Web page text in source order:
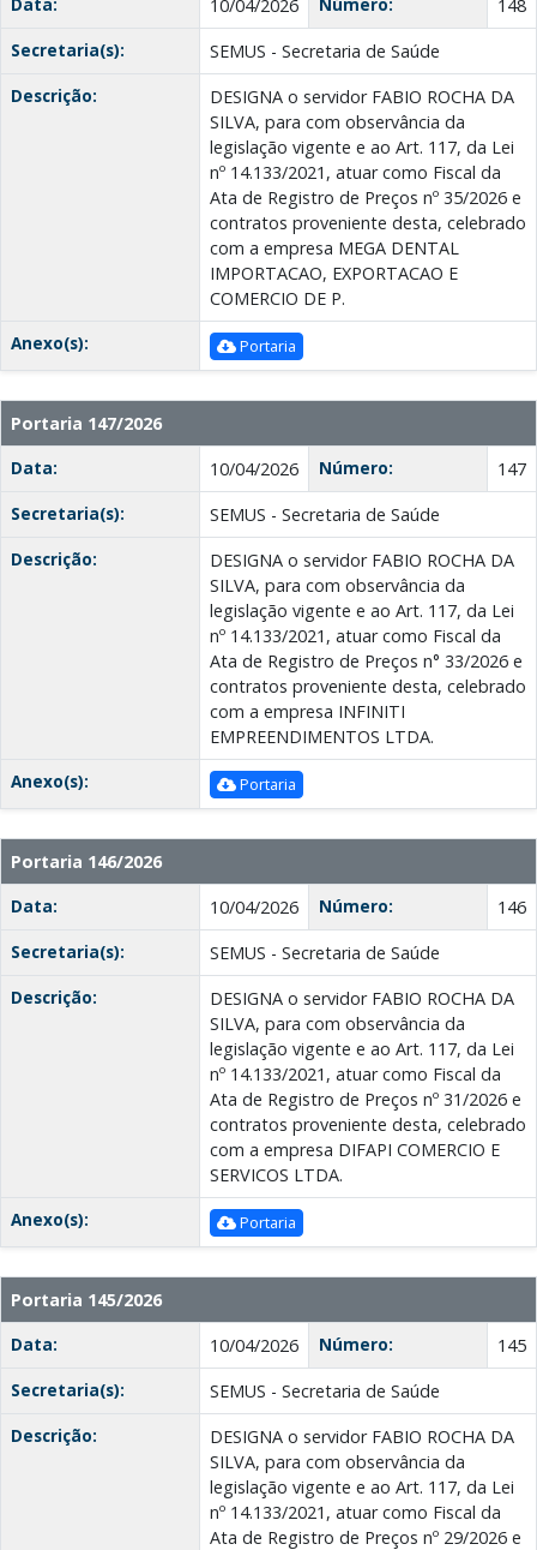
10/04/2026
148
Secretaria(s):
SEMUS - Secretaria de Saúde
Descrição:
DESIGNA o servidor FABIO ROCHA DA
SILVA, para com observância da
legislação vigente e ao Art. 117, da Lei
nº 14.133/2021, atuar como Fiscal da
Ata de Registro de Preços nº 35/2026 e
contratos proveniente desta, celebrado
com a empresa MEGA DENTAL
IMPORTAСАО, EXPORTACAO E
COMERCIO DE Р.
Anexo(s):
Portaria
Portaria 147/2026
Data:
10/04/2026 Número:
147
Secretaria(s):
SEMUS - Secretaria de Saúde
Descrição:
DESIGNA o servidor FABIO ROCHA DA
SILVA, para com observância da
legislação vigente e ao Art. 117, da Lei
nº 14.133/2021, atuar como Fiscal da
Ata de Registro de Preços n° 33/2026 e
contratos proveniente desta, celebrado
com a empresa INFINITI
EMPREENDIMENTOS LTDA.
Anexo(s):
Portaria
Portaria 146/2026
Data:
10/04/2026 Número:
146
Secretaria(s):
SEMUS - Secretaria de Saúde
Descrição:
DESIGNA o servidor FABIO ROCHA DA
SILVA, para com observância da
legislação vigente e ao Art. 117, da Lei
nº 14.133/2021, atuar como Fiscal da
Ata de Registro de Preços nº 31/2026 e
contratos proveniente desta, celebrado
com a empresa DIFAPI COMERCIO E
SERVICOS LTDA.
Anexo(s):
Portaria
Portaria 145/2026
Data:
10/04/2026 Número:
145
Secretaria(s):
SEMUS - Secretaria de Saúde
Descrição:
DESIGNA o servidor FABIO ROCHA DA
SILVA, para com observância da
legislação vigente e ao Art. 117, da Lei
nº 14.133/2021, atuar como Fiscal da
Ata de Registro de Preços nº 29/2026 e